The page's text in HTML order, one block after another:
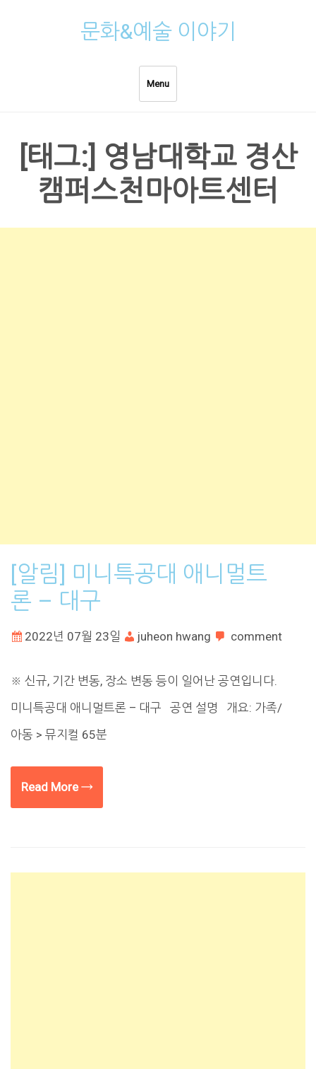
문화&예술 이야기
Menu
[태그:] 영남대학교 경산
캠퍼스천마아트센터
[알림] 미니특공대 애니멀트
론 – 대구
2022년 07월 23일 juheon hwang comment
※ 신규, 기간 변동, 장소 변동 등이 일어난 공연입니다.
미니특공대 애니멀트론 – 대구 공연 설명 개요: 가족/
아동 > 뮤지컬 65분
Read More →